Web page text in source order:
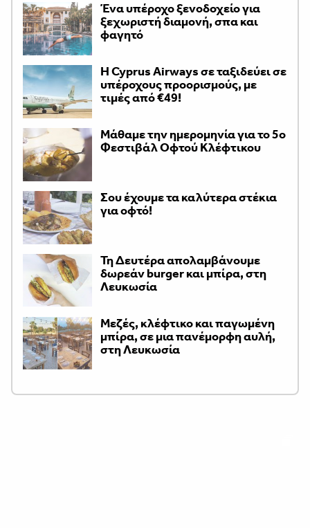
Ένα υπέροχο ξενοδοχείο για
ξεχωριστή διαμονή, σπα και
φαγητό
H Cyprus Airways σε ταξιδεύει σε
υπέροχους προορισμούς, με
τιμές από €49!
Μάθαμε την ημερομηνία για το 5ο
Φεστιβάλ Οφτού Κλέφτικου
Σου έχουμε τα καλύτερα στέκια
για οφτό!
Τη Δευτέρα απολαμβάνουμε
δωρεάν burger και μπίρα, στη
Λευκωσία
Μεζές, κλέφτικο και παγωμένη
μπίρα, σε μια πανέμορφη αυλή,
στη Λευκωσία